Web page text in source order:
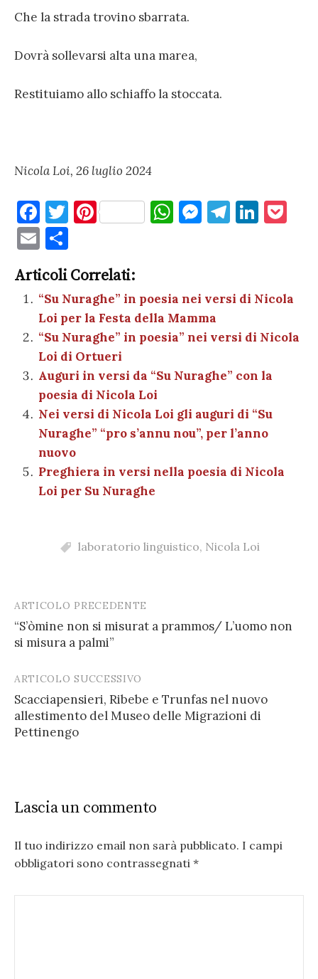
Che la strada trovino sbarrata.
Dovrà sollevarsi alta una marea,
Restituiamo allo schiaffo la stoccata.
Nicola Loi, 26 luglio 2024
F
a
c
e
b
o
o
k
T
te
r
Pi
es
t
W
A
p
p
M
g
er
T
a
m
Li
dI
n
et
E
m
ai
l
n
di
vi
di
Articoli Correlati:
“Su Nuraghe” in poesia nei versi di Nicola
Loi per la Festa della Mamma
“Su Nuraghe” in poesia” nei versi di Nicola
Loi di Ortueri
Auguri in versi da “Su Nuraghe” con la
poesia di Nicola Loi
Nei versi di Nicola Loi gli auguri di “Su
Nuraghe” “pro s’annu nou”, per l’anno
nuovo
Preghiera in versi nella poesia di Nicola
Loi per Su Nuraghe
laboratorio linguistico, Nicola Loi
Post
navigation
ARTICOLO PRECEDENTE
“S’òmine non si misurat a prammos/ L’uomo non
si misura a palmi”
ARTICOLO SUCCESSIVO
Scacciapensieri, Ribebe e Trunfas nel nuovo
allestimento del Museo delle Migrazioni di
Pettinengo
Lascia un commento
Il tuo indirizzo email non sarà pubblicato. I campi
obbligatori sono contrassegnati *